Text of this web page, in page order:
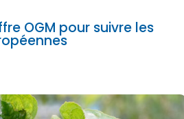
OGM pour suivre les